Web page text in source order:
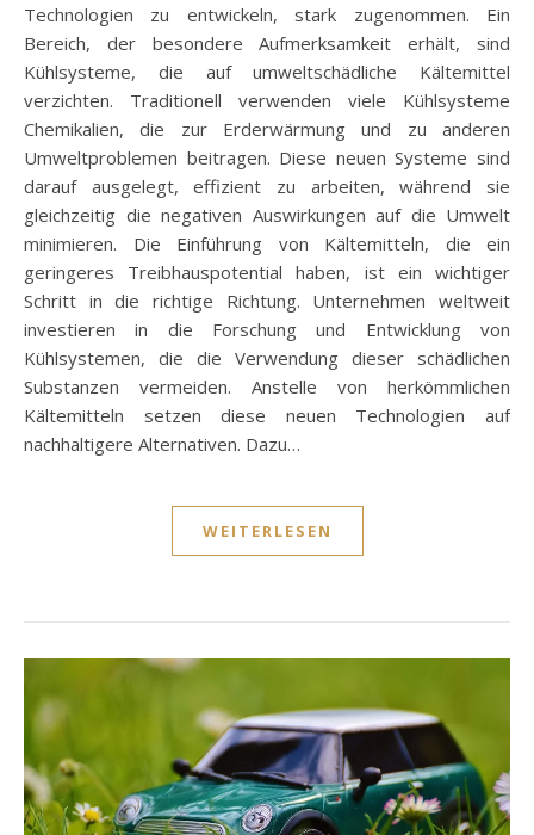
Technologien zu entwickeln, stark zugenommen. Ein
Bereich, der besondere Aufmerksamkeit erhält, sind
Kühlsysteme, die auf umweltschädliche Kältemittel
verzichten. Traditionell verwenden viele Kühlsysteme
Chemikalien, die zur Erderwärmung und zu anderen
Umweltproblemen beitragen. Diese neuen Systeme sind
darauf ausgelegt, effizient zu arbeiten, während sie
gleichzeitig die negativen Auswirkungen auf die Umwelt
minimieren. Die Einführung von Kältemitteln, die ein
geringeres Treibhauspotential haben, ist ein wichtiger
Schritt in die richtige Richtung. Unternehmen weltweit
investieren in die Forschung und Entwicklung von
Kühlsystemen, die die Verwendung dieser schädlichen
Substanzen vermeiden. Anstelle von herkömmlichen
Kältemitteln setzen diese neuen Technologien auf
nachhaltigere Alternativen. Dazu…
WEITERLESEN